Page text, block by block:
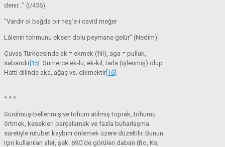
denir…” (I/456).
“Vardır ol bağda bir neş’e-i cavid meğer
Lâlenin tohmunu eksen dolu peymane gelür” (Nedim).
Çuvaş Türkçesinde ak = ekmek (fiil), aga = pulluk,
sabandır [15] . Sümerce ek-lu, ek-kil, tarla (işlenmiş) olup
Hatti dilinde aka, ağaç vs. dikmektir [16] .
* * *
Sürülmüş-bellenmiş ve tohum atılmış toprak, tohumu
örtmek, kesekleri parçalamak ve fazla buharlaşma
suretiyle rutubet kaybını önlemek üzere düzeltilir. Bunun
için kullanılan alet, şek. 69C’de görülen daban (Bo, Ks,